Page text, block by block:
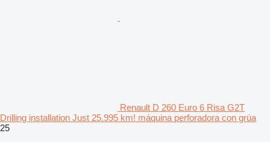
Renault D 260 Euro 6 Risa G2T
Drilling installation Just 25.995 km! máquina perforadora con grúa
25